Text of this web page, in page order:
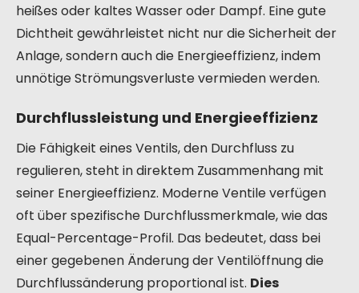
heißes oder kaltes Wasser oder Dampf. Eine gute
Dichtheit gewährleistet nicht nur die Sicherheit der
Anlage, sondern auch die Energieeffizienz, indem
unnötige Strömungsverluste vermieden werden.
Durchflussleistung und Energieeffizienz
Die Fähigkeit eines Ventils, den Durchfluss zu
regulieren, steht in direktem Zusammenhang mit
seiner Energieeffizienz. Moderne Ventile verfügen
oft über spezifische Durchflussmerkmale, wie das
Equal-Percentage-Profil. Das bedeutet, dass bei
einer gegebenen Änderung der Ventilöffnung die
Durchflussänderung proportional ist. Dies